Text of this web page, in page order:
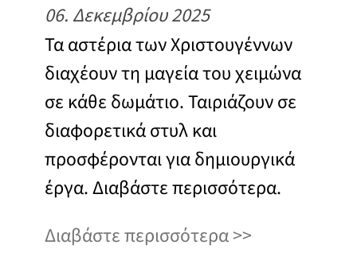
06. Δεκεμβρίου 2025
Τα αστέρια των Χριστουγέννων
διαχέουν τη μαγεία του χειμώνα
σε κάθε δωμάτιο. Ταιριάζουν σε
διαφορετικά στυλ και
προσφέρονται για δημιουργικά
έργα. Διαβάστε περισσότερα.
Διαβάστε περισσότερα